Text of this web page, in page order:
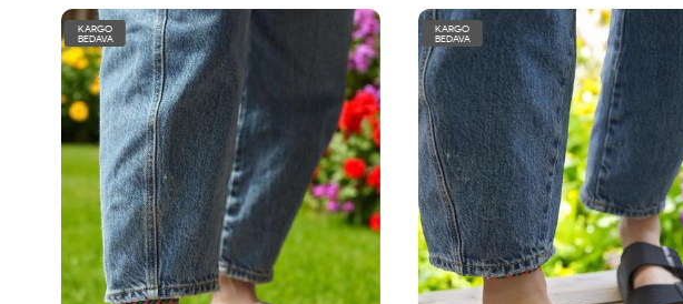
KARGO
BEDAVA
KARGO
BEDAVA